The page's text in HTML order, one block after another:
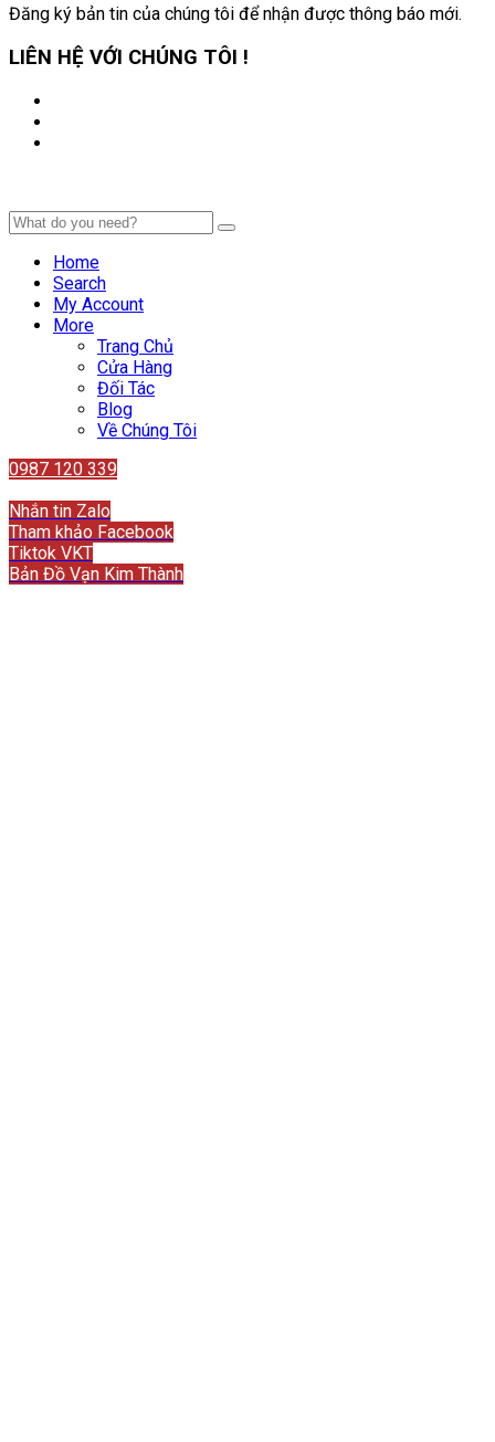
Đăng ký bản tin của chúng tôi để nhận được thông báo mới.
LIÊN HỆ VỚI CHÚNG TÔI !
Home
Search
My Account
More
Trang Chủ
Cửa Hàng
Đối Tác
Blog
Về Chúng Tôi
0987 120 339
Nhắn tin Zalo
Tham khảo Facebook
Tiktok VKT
Bản Đồ Vạn Kim Thành